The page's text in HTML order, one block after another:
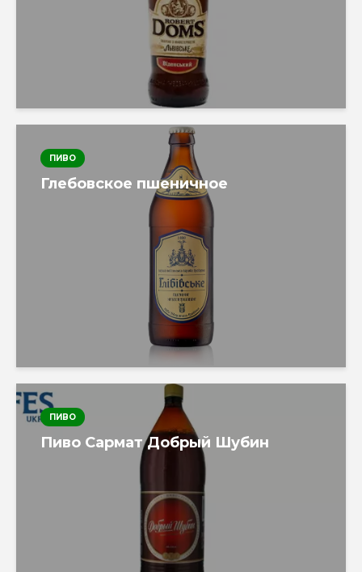
ПИВО
Глебовское пшеничное
ПИВО
Пиво Сармат Добрый Шубин